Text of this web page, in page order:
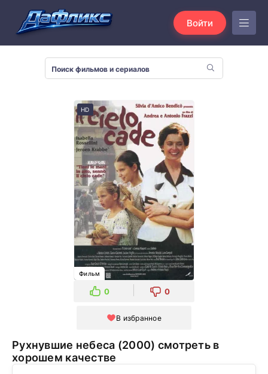
Войти
HD
Фильм
0 0
В избранное
Рухнувшие небеса (2000) смотреть в
хорошем качестве